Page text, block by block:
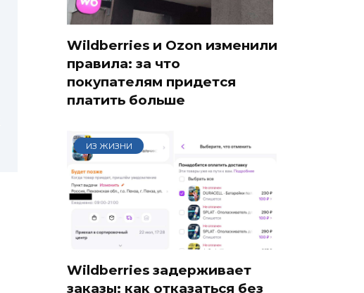
Wildberries и Ozon изменили
правила: за что
покупателям придется
платить больше
ИЗ ЖИЗНИ
Wildberries задерживает
заказы: как отказаться без